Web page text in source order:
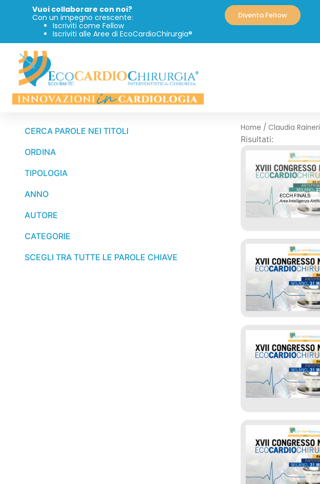
Vuoi collaborare con noi?
Con un impegno crescente:
Iscriviti come Fellow
Iscriviti alle Aree di EcoCardioChirurgia®
Diventa Fellow
CERCA PAROLE NEI TITOLI
ORDINA
TIPOLOGIA
ANNO
AUTORE
CATEGORIE
SCEGLI TRA TUTTE LE PAROLE CHIAVE
Home /Claudia Raineri
Risultati: